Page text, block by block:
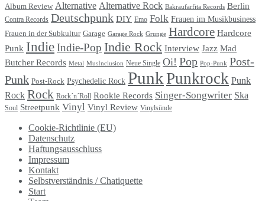
Album Review Alternative Alternative Rock Bakraufarfita Records Berlin
Contra Records Deutschpunk DIY Emo Folk Frauen im Musikbusiness
Frauen in der Subkultur Garage Garage Rock Grunge Hardcore Hardcore
Punk IndieIndie-Pop Indie Rock Interview Jazz Mad
Butcher Records Metal MusInclusion Neue Single Oi! Pop Pop-Punk Post-
Punk Post-Rock Psychedelic Rock PunkPunkrock Punk
Rock Rock Rock´n´Roll Rookie Records Singer-Songwriter Ska
Soul Streetpunk Vinyl Vinyl Review Vinylsünde
Cookie-Richtlinie (EU)
Datenschutz
Haftungsausschluss
Impressum
Kontakt
Selbstverständnis / Chatiquette
Start